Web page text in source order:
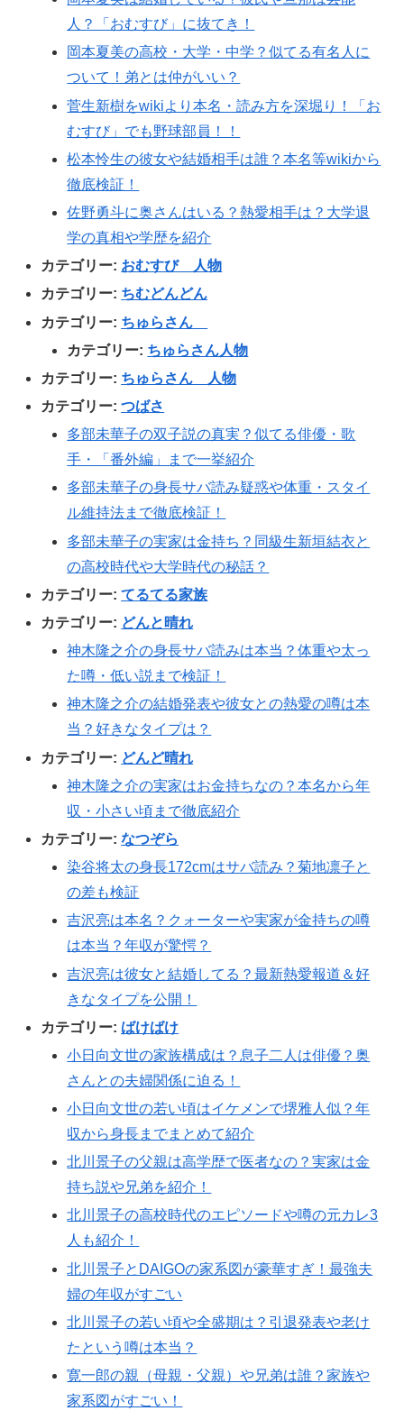
人？「おむすび」に抜てき！
岡本夏美の高校・大学・中学？似てる有名人に
ついて！弟とは仲がいい？
菅生新樹をwikiより本名・読み方を深堀り！「お
むすび」でも野球部員！！
松本怜生の彼女や結婚相手は誰？本名等wikiから
徹底検証！
佐野勇斗に奥さんはいる？熱愛相手は？大学退
学の真相や学歴を紹介
カテゴリー: おむすび 人物
カテゴリー: ちむどんどん
カテゴリー: ちゅらさん
カテゴリー: ちゅらさん人物
カテゴリー: ちゅらさん 人物
カテゴリー:つばさ
多部未華子の双子説の真実？似てる俳優・歌
手・「番外編」まで一挙紹介
多部未華子の身長サバ読み疑惑や体重・スタイ
ル維持法まで徹底検証！
多部未華子の実家は金持ち？同級生新垣結衣と
の高校時代や大学時代の秘話？
カテゴリー:てるてる家族
カテゴリー: どんと晴れ
神木隆之介の身長サバ読みは本当？体重や太っ
た噂・低い説まで検証！
神木隆之介の結婚発表や彼女との熱愛の噂は本
当？好きなタイプは？
カテゴリー: どんど晴れ
神木隆之介の実家はお金持ちなの？本名から年
収・小さい頃まで徹底紹介
カテゴリー:なつぞら
染谷将太の身長172cmはサバ読み？菊地凛子と
の差も検証
吉沢亮は本名？クォーターや実家が金持ちの噂
は本当？年収が驚愕？
吉沢亮は彼女と結婚してる？最新熱愛報道＆好
きなタイプを公開！
カテゴリー: ばけばけ
小日向文世の家族構成は？息子二人は俳優？奥
さんとの夫婦関係に迫る！
小日向文世の若い頃はイケメンで堺雅人似？年
収から身長までまとめて紹介
北川景子の父親は高学歴で医者なの？実家は金
持ち説や兄弟を紹介！
北川景子の高校時代のエピソードや噂の元カレ3
人も紹介！
北川景子とDAIGOの家系図が豪華すぎ！最強夫
婦の年収がすごい
北川景子の若い頃や全盛期は？引退発表や老け
たという噂は本当？
寛一郎の親（母親・父親）や兄弟は誰？家族や
家系図がすごい！